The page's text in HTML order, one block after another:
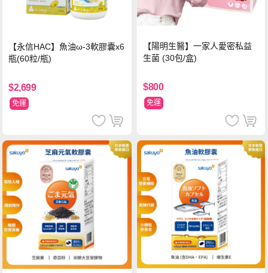
【永信HAC】魚油ω-3軟膠囊x6
瓶(60粒/瓶)
$2,699
免運
【陽明生醫】一家人愛密私益
生菌 (30包/盒)
$800
免運